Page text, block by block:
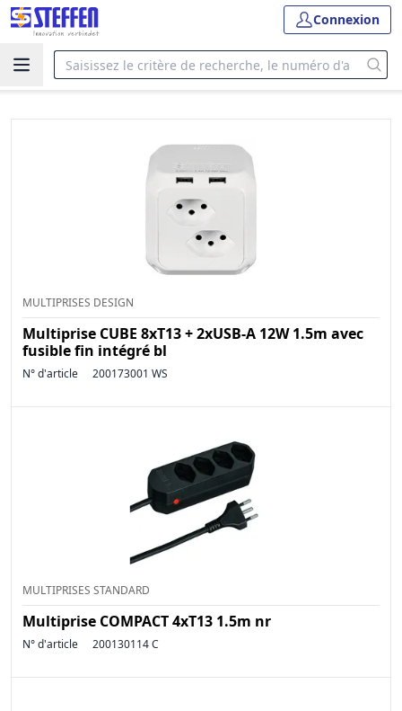
Connexion
MULTIPRISES DESIGN
Multiprise CUBE 8xT13 + 2xUSB-A 12W 1.5m avec
fusible fin intégré bl
N° d'article 200173001 WS
MULTIPRISES STANDARD
Multiprise COMPACT 4xT13 1.5m nr
N° d'article 200130114 C